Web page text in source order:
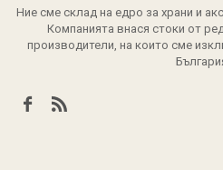
Ние сме склад на едро за храни и
Компанията внася стоки от
производители, на които сме